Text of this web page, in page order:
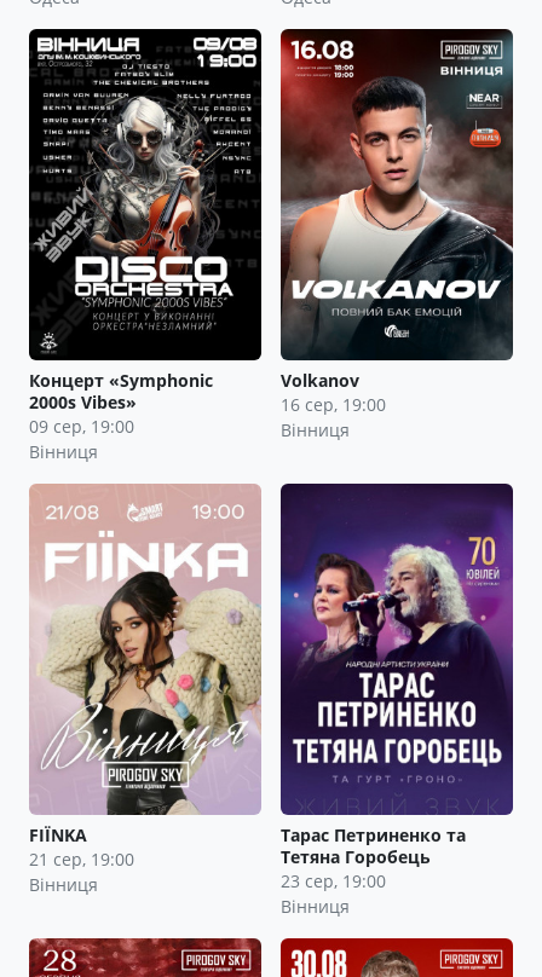
Концерт «Symphonic
2000s Vibes»
09 сер, 19:00
Вінниця
Volkanov
16 сер, 19:00
Вінниця
FIЇNKA
21 сер, 19:00
Вінниця
Тарас Петриненко та
Тетяна Горобець
23 сер, 19:00
Вінниця